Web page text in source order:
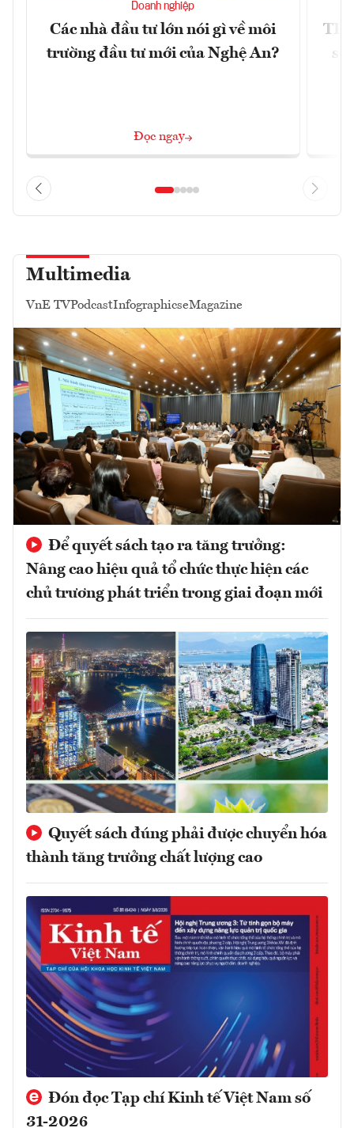
Doanh nghiệp
Các nhà đầu tư lớn nói gì về môi
trường đầu tư mới của Nghệ An?
Đọc ngay
Multimedia
VnE TVPodcastInfographicseMagazine
Để quyết sách tạo ra tăng trưởng:
Nâng cao hiệu quả tổ chức thực hiện các
chủ trương phát triển trong giai đoạn mới
Quyết sách đúng phải được chuyển hóa
thành tăng trưởng chất lượng cao
Đón đọc Tạp chí Kinh tế Việt Nam số
31-2026